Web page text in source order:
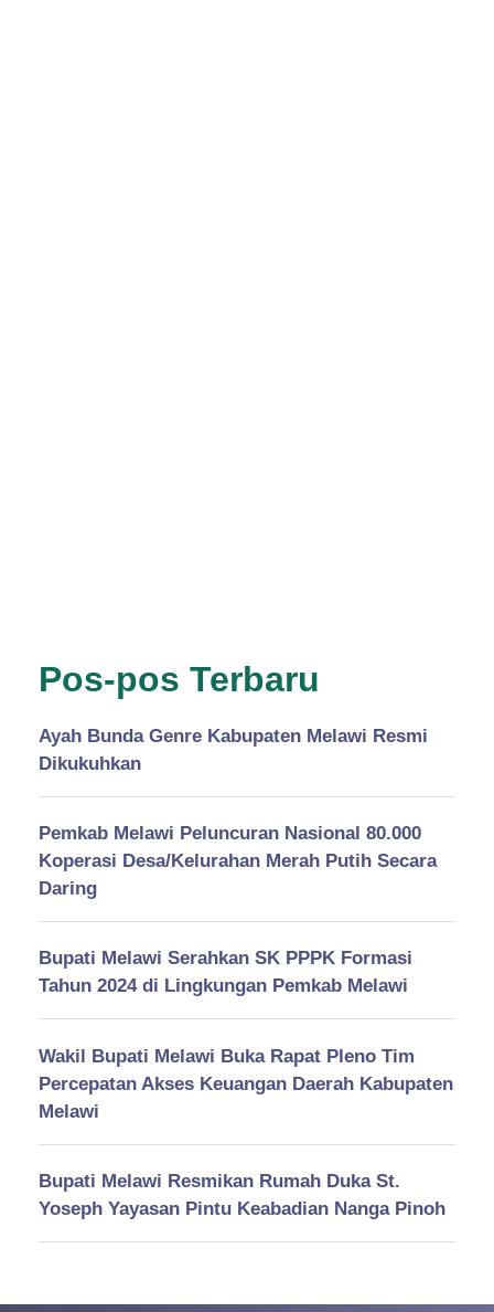
Pos-pos Terbaru
Ayah Bunda Genre Kabupaten Melawi Resmi
Dikukuhkan
Pemkab Melawi Peluncuran Nasional 80.000
Koperasi Desa/Kelurahan Merah Putih Secara
Daring
Bupati Melawi Serahkan SK PPPK Formasi
Tahun 2024 di Lingkungan Pemkab Melawi
Wakil Bupati Melawi Buka Rapat Pleno Tim
Percepatan Akses Keuangan Daerah Kabupaten
Melawi
Bupati Melawi Resmikan Rumah Duka St.
Yoseph Yayasan Pintu Keabadian Nanga Pinoh